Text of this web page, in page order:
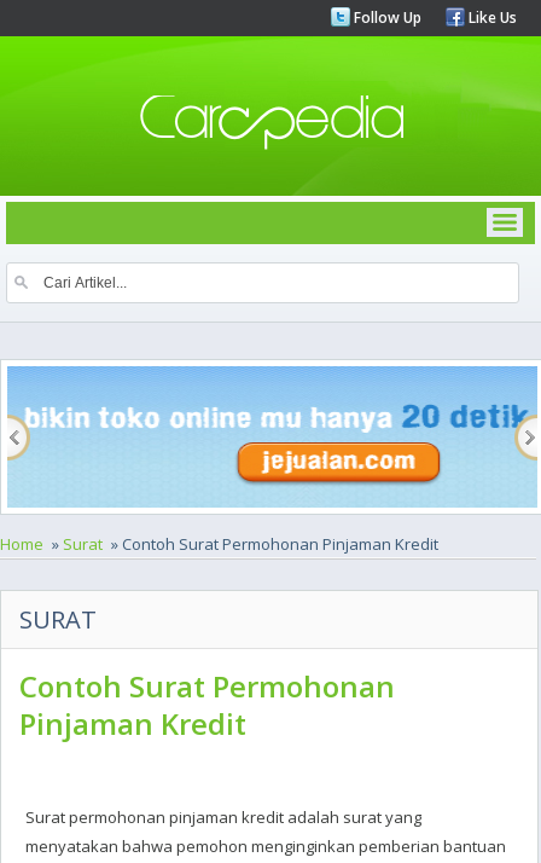
Follow Up Like Us
Home » Surat » Contoh Surat Permohonan Pinjaman Kredit
SURAT
Contoh Surat Permohonan
Pinjaman Kredit
Surat permohonan pinjaman kredit adalah surat yang
menyatakan bahwa pemohon menginginkan pemberian bantuan